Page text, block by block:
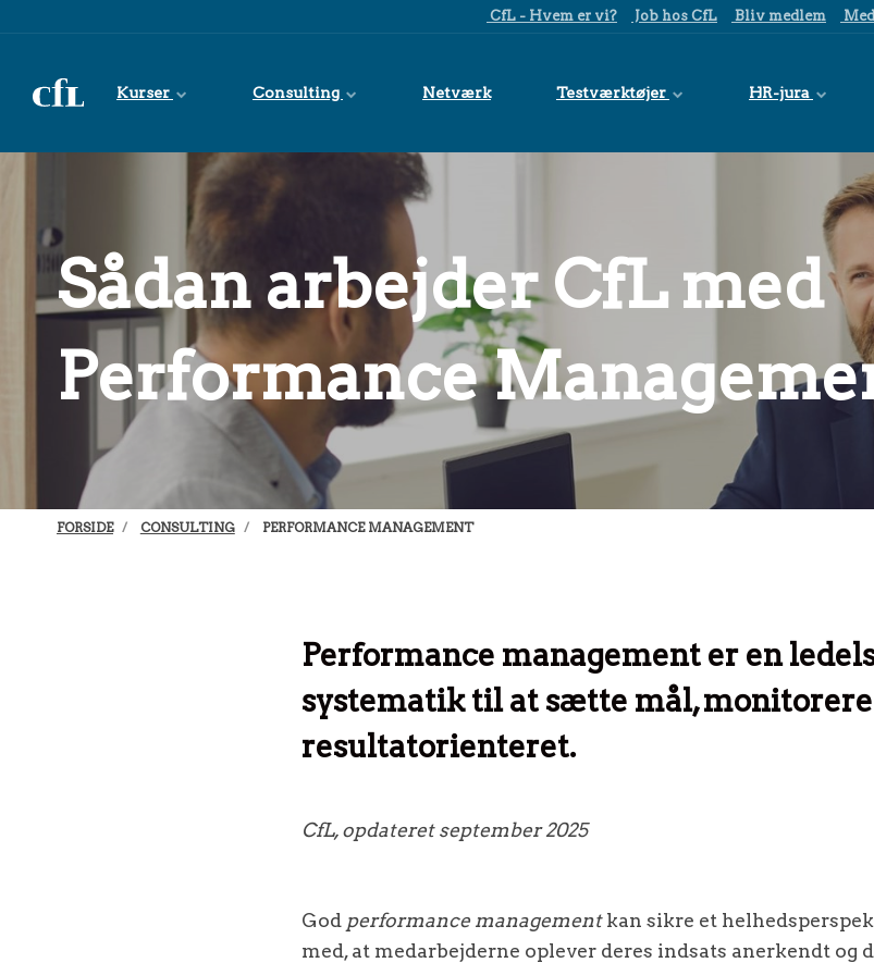
CfL - Hvem er vi? Job hos CfL Bliv medlem
Kurser Consulting Netværk Testværktøjer HR-jura
Sådan arbejder CfL med
Performance
FORSIDE CONSULTING PERFORMANCE MANAGEMENT
Performance management er en
systematik til at sætte mål, monitorere
resultatorienteret.
CfL, opdateret september 2025
God performance managementkan sikre et
med, at medarbejderne oplever deres indsats anerkendt og